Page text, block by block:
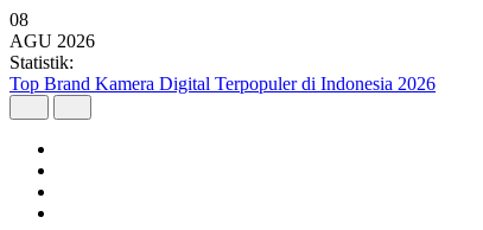
08
AGU 2026
Statistik:
Top Brand Kamera Digital Terpopuler di Indonesia 2026